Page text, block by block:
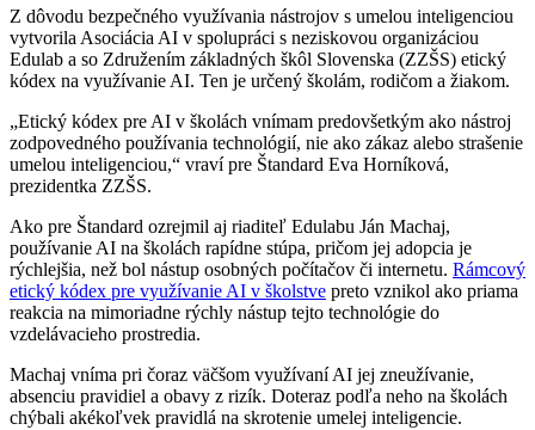
Z dôvodu bezpečného využívania nástrojov s umelou inteligenciou
vytvorila Asociácia AI v spolupráci s neziskovou organizáciou
Edulab a so Združením základných škôl Slovenska (ZZŠS) etický
kódex na využívanie AI. Ten je určený školám, rodičom a žiakom.
„Etický kódex pre AI v školách vnímam predovšetkým ako nástroj
zodpovedného používania technológií, nie ako zákaz alebo strašenie
umelou inteligenciou,“ vraví pre Štandard Eva Horníková,
prezidentka ZZŠS.
Ako pre Štandard ozrejmil aj riaditeľ Edulabu Ján Machaj,
používanie AI na školách rapídne stúpa, pričom jej adopcia je
rýchlejšia, než bol nástup osobných počítačov či internetu. Rámcový
etický kódex pre využívanie AI v školstve preto vznikol ako priama
reakcia na mimoriadne rýchly nástup tejto technológie do
vzdelávacieho prostredia.
Machaj vníma pri čoraz väčšom využívaní AI jej zneužívanie,
absenciu pravidiel a obavy z rizík. Doteraz podľa neho na školách
chýbali akékoľvek pravidlá na skrotenie umelej inteligencie.